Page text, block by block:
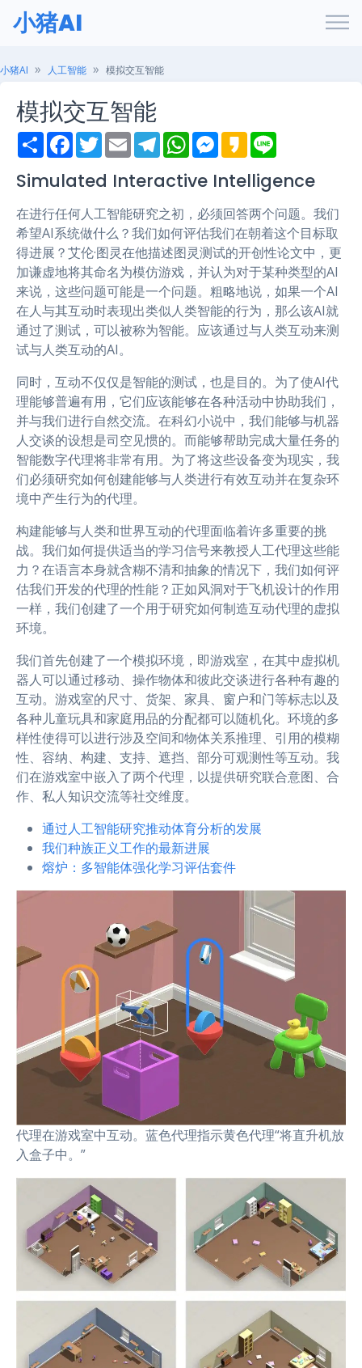
小猪AI
小猪AI 人工智能 模拟交互智能
模拟交互智能
S
h
r
e
F
a
e
b
o
k
T
w
t
t
r
E
m
i
l
T
e
e
g
r
a
m
W
h
t
s
p
p
M
e
s
e
g
e
r
K
a
a
o
e
Simulated Interactive Intelligence
在进行任何人工智能研究之初，必须回答两个问题。我们
希望AI系统做什么？我们如何评估我们在朝着这个目标取
得进展？艾伦·图灵在他描述图灵测试的开创性论文中，更
加谦虚地将其命名为模仿游戏，并认为对于某种类型的AI
来说，这些问题可能是一个问题。粗略地说，如果一个AI
在人与其互动时表现出类似人类智能的行为，那么该AI就
通过了测试，可以被称为智能。应该通过与人类互动来测
试与人类互动的AI。
同时，互动不仅仅是智能的测试，也是目的。为了使AI代
理能够普遍有用，它们应该能够在各种活动中协助我们，
并与我们进行自然交流。在科幻小说中，我们能够与机器
人交谈的设想是司空见惯的。而能够帮助完成大量任务的
智能数字代理将非常有用。为了将这些设备变为现实，我
们必须研究如何创建能够与人类进行有效互动并在复杂环
境中产生行为的代理。
构建能够与人类和世界互动的代理面临着许多重要的挑
战。我们如何提供适当的学习信号来教授人工代理这些能
力？在语言本身就含糊不清和抽象的情况下，我们如何评
估我们开发的代理的性能？正如风洞对于飞机设计的作用
一样，我们创建了一个用于研究如何制造互动代理的虚拟
环境。
我们首先创建了一个模拟环境，即游戏室，在其中虚拟机
器人可以通过移动、操作物体和彼此交谈进行各种有趣的
互动。游戏室的尺寸、货架、家具、窗户和门等标志以及
各种儿童玩具和家庭用品的分配都可以随机化。环境的多
样性使得可以进行涉及空间和物体关系推理、引用的模糊
性、容纳、构建、支持、遮挡、部分可观测性等互动。我
们在游戏室中嵌入了两个代理，以提供研究联合意图、合
作、私人知识交流等社交维度。
通过人工智能研究推动体育分析的发展
我们种族正义工作的最新进展
熔炉：多智能体强化学习评估套件
代理在游戏室中互动。蓝色代理指示黄色代理“将直升机放
入盒子中。”